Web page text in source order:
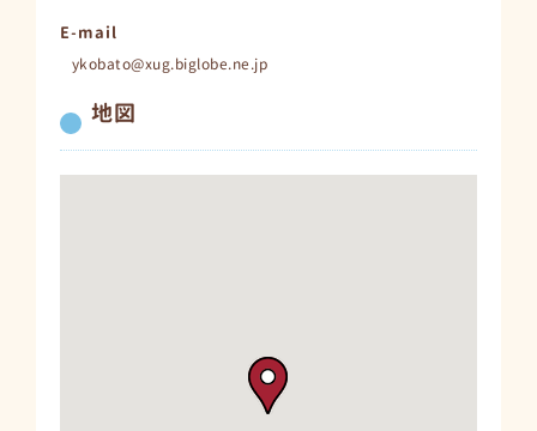
E-mail
ykobato@xug.biglobe.ne.jp
地図